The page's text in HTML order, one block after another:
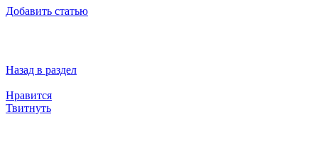
Добавить статью
Назад в раздел
Нравится
Твитнуть